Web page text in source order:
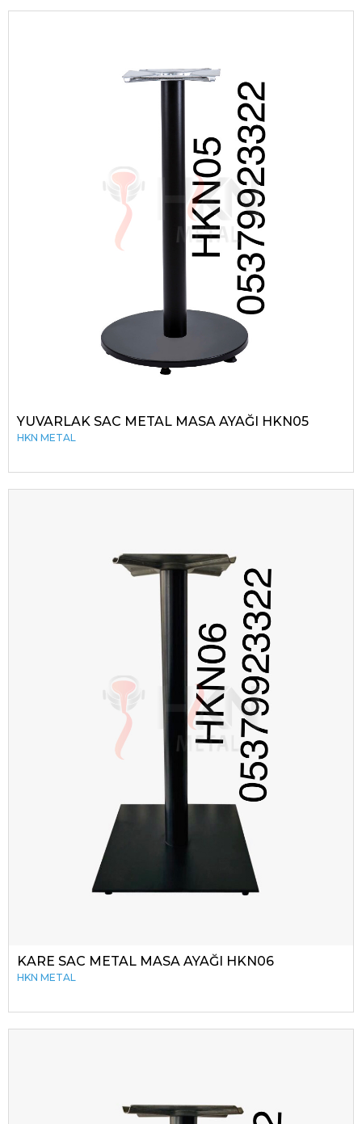
YUVARLAK SAC METAL MASA AYAĞI HKN05
HKN METAL
KARE SAC METAL MASA AYAĞI HKN06
HKN METAL